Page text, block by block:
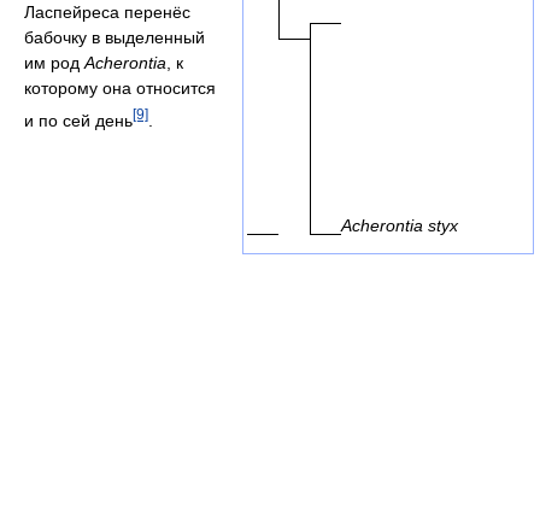
Acherontia styx
Ласпейреса перенёс
бабочку в выделенный
им родAcherontia, к
которому она относится
и по сей день[9]